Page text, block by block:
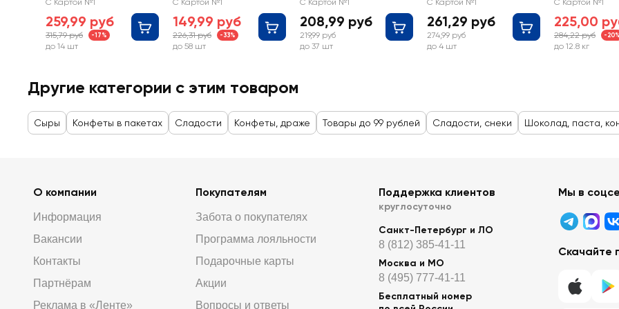
С Картой №1
259,99 руб
315,79 руб -17%
до 14 шт
С Картой №1
149,99 руб
226,31 руб -33%
до 58 шт
С Картой №1
208,99 руб
219,99 руб
до 37 шт
С Картой №1
261,29 руб
274,99 руб
до 4 шт
С Картой №1
225,00
284,22 руб -20%
до 12.8 кг
Другие категории с этим товаром
Сыры Конфеты в пакетах Сладости Конфеты, драже Товары до 99 рублей Сладости, снеки Шоколад, паста,
О компании
Информация
Вакансии
Контакты
Партнёрам
Реклама в «Ленте»
Покупателям
Забота о покупателях
Программа лояльности
Подарочные карты
Акции
Вопросы и ответы
Поддержка клиентов
круглосуточно
Санкт-Петербург и ЛО
8 (812) 385-41-11
Москва и МО
8 (495) 777-41-11
Бесплатный номер
Мы в
Скачайте